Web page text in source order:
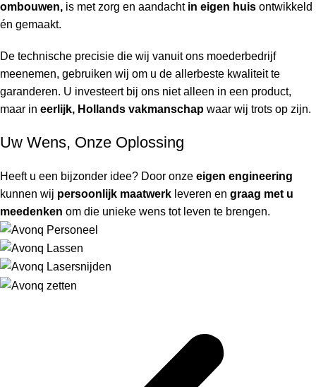
ombouwen, is met zorg en aandacht in eigen huis ontwikkeld
én gemaakt.
De technische precisie die wij vanuit ons moederbedrijf
meenemen, gebruiken wij om u de allerbeste kwaliteit te
garanderen. U investeert bij ons niet alleen in een product,
maar in eerlijk, Hollands vakmanschap waar wij trots op zijn.
Uw Wens, Onze Oplossing
Heeft u een bijzonder idee? Door onze eigen engineering
kunnen wij persoonlijk maatwerk leveren en graag met u
meedenken om die unieke wens tot leven te brengen.